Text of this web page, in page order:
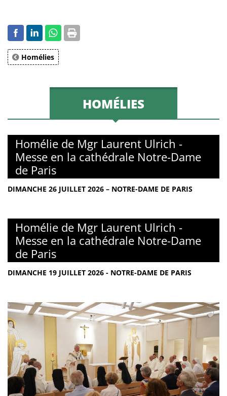
Homélies
HOMÉLIES
Homélie de Mgr Laurent Ulrich -
Messe en la cathédrale Notre-Dame
de Paris
DIMANCHE 26 JUILLET 2026 – NOTRE-DAME DE PARIS
Homélie de Mgr Laurent Ulrich -
Messe en la cathédrale Notre-Dame
de Paris
DIMANCHE 19 JUILLET 2026 - NOTRE-DAME DE PARIS